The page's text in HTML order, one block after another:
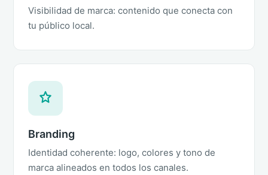
Visibilidad de marca: contenido que conecta con
tu público local.
Branding
Identidad coherente: logo, colores y tono de
marca alineados en todos los canales.